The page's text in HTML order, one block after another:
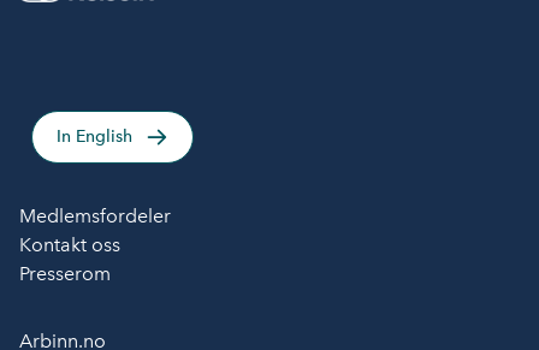
In English
Medlemsfordeler
Kontakt oss
Presserom
Arbinn.no